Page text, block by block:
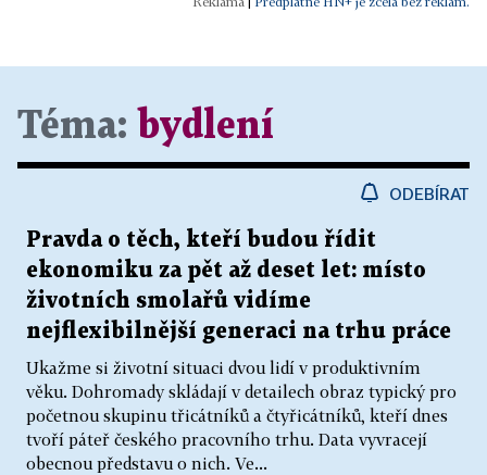
Téma: bydlení
ODEBÍRAT
Pravda o těch, kteří budou řídit
ekonomiku za pět až deset let: místo
životních smolařů vidíme
nejflexibilnější generaci na trhu práce
Ukažme si životní situaci dvou lidí v produktivním
věku. Dohromady skládají v detailech obraz typický pro
početnou skupinu třicátníků a čtyřicátníků, kteří dnes
tvoří páteř českého pracovního trhu. Data vyvracejí
obecnou představu o nich. Ve...